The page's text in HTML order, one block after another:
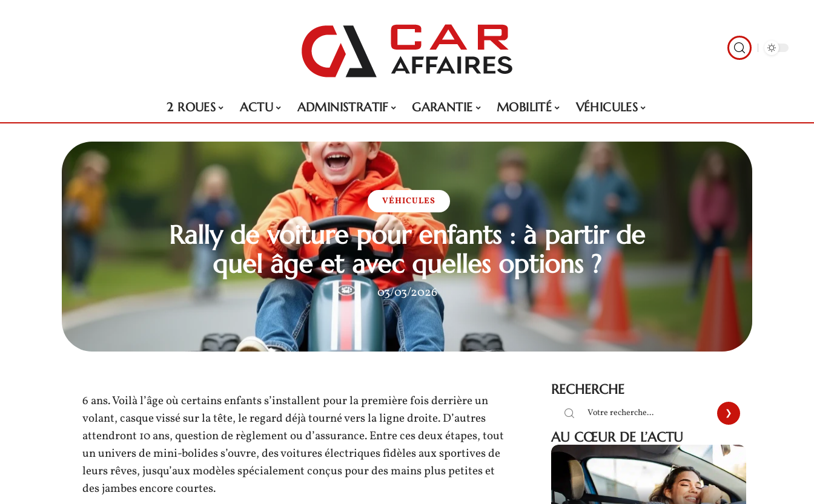
2 ROUES ACTU ADMINISTRATIF GARANTIE MOBILITÉ VÉHICULES
VÉHICULES
Rally de voiture pour enfants : à partir de
quel âge et avec quelles options ?
03/03/2026
6 ans. Voilà l’âge où certains enfants s’installent pour la première fois derrière un
volant, casque vissé sur la tête, le regard déjà tourné vers la ligne droite. D’autres
attendront 10 ans, question de règlement ou d’assurance. Entre ces deux étapes, tout
un univers de mini-bolides s’ouvre, des voitures électriques fidèles aux sportives de
leurs rêves, jusqu’aux modèles spécialement conçus pour des mains plus petites et
des jambes encore courtes.
RECHERCHE
AU CŒUR DE L’ACTU